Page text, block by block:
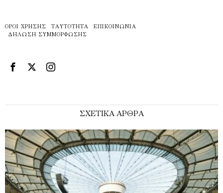
ΌΡΟΙ ΧΡΉΣΗΣ ΤΑΥΤΌΤΗΤΑ
ΕΠΙΚΟΙΝΩΝΊΑ
ΔΉΛΩΣΗ ΣΥΜΜΌΡΦΩΣΗΣ
ΣΧΕΤΙΚΑ ΑΡΘΡΑ